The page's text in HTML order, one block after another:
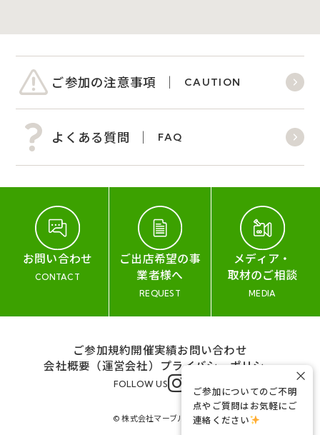
ご参加の注意事項 CAUTION
よくある質問 FAQ
お問い合わせ
CONTACT
ご出店希望の事
業者様へ
REQUEST
メディア・
取材のご相談
MEDIA
ご参加規約開催実績お問い合わせ
会社概要（運営会社） プライバシーポリシー
FOLLOW US
© 株式会社マーブル&コー
ご参加についてのご不明
点やご質問はお気軽にご
連絡ください
×